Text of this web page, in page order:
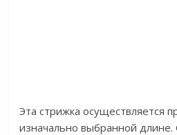
Эта стрижка осуществляется
изначально выбранной длине.